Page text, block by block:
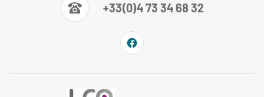
+33(0)4 73 34 68 32